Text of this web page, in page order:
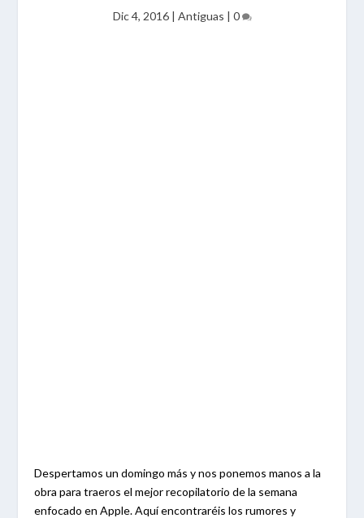
Dic 4, 2016| Antiguas | 0
Despertamos un domingo más y nos ponemos manos a la
obra para traeros el mejor recopilatorio de la semana
enfocado en Apple. Aquí encontraréis los rumores y